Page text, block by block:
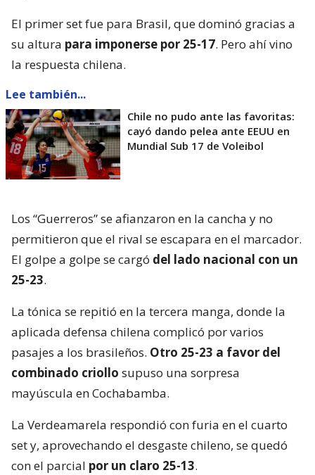
El primer set fue para Brasil, que dominó gracias a
su altura para imponerse por 25-17. Pero ahí vino
la respuesta chilena.
Lee también...
Chile no pudo ante las favoritas:
cayó dando pelea ante EEUU en
Mundial Sub 17 de Voleibol
Los “Guerreros” se afianzaron en la cancha y no
permitieron que el rival se escapara en el marcador.
El golpe a golpe se cargó del lado nacional con un
25-23.
La tónica se repitió en la tercera manga, donde la
aplicada defensa chilena complicó por varios
pasajes a los brasileños. Otro 25-23 a favor del
combinado criollo supuso una sorpresa
mayúscula en Cochabamba.
La Verdeamarela respondió con furia en el cuarto
set y, aprovechando el desgaste chileno, se quedó
con el parcial por un claro 25-13.